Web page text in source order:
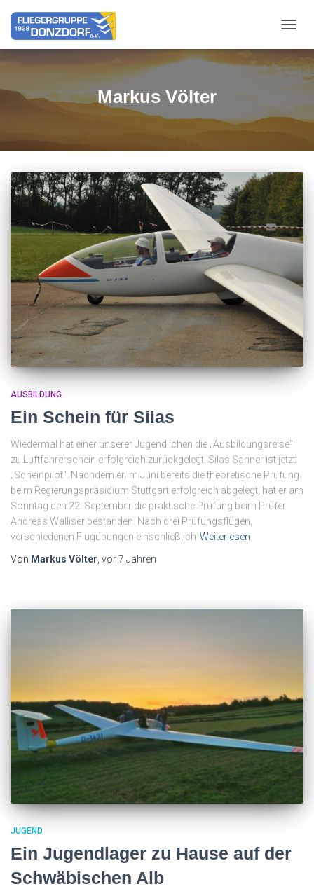
Markus Völter
AUSBILDUNG
Ein Schein für Silas
Wiedermal hat einer unserer Jugendlichen die „Ausbildungsreise“
zu Luftfahrerschein erfolgreich zurückgelegt. Silas Sanner ist jetzt
„Scheinpilot“. Nachdem er im Juni bereits die theoretische Prüfung
beim Regierungspräsidium Stuttgart erfolgreich abgelegt, hat er am
Sonntag den 22. September die praktische Prüfung beim Prüfer
Andreas Walliser bestanden. Nach drei Prüfungsflügen,
verschiedenen Flugübungen einschließlich Weiterlesen
Von Markus Völter , vor7 Jahren
JUGEND
Ein Jugendlager zu Hause auf der
Schwäbischen Alb